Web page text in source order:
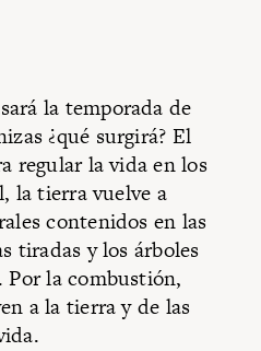
la temporada de
¿qué surgirá? El
regular la vida en los
la tierra vuelve a
contenidos en las
tiradas y los árboles
la combustión,
a la tierra y de las